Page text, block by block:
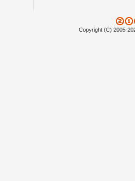
Copyright (C) 2005-